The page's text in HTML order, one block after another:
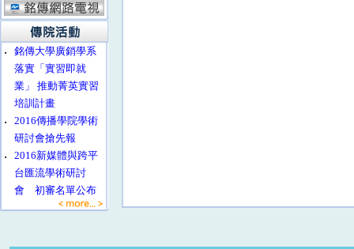
‧
銘傳大學廣銷學系
落實「實習即就
業」 推動菁英實習
培訓計畫
‧
2016傳播學院學術
研討會搶先報
‧
2016新媒體與跨平
台匯流學術研討
會 初審名單公布